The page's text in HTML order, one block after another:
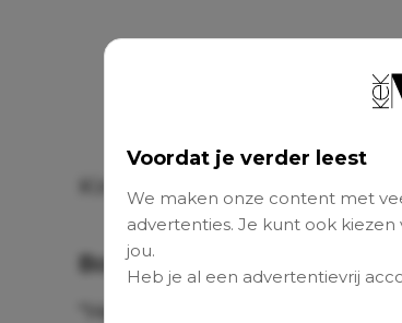
Voordat je verder leest
We maken onze content met
advertenties. Je kunt ook
jou.
Heb je al een advertentievrij
Kinder- en jongerencoach
Boodschap
“Het gaat erom hoe oprecht